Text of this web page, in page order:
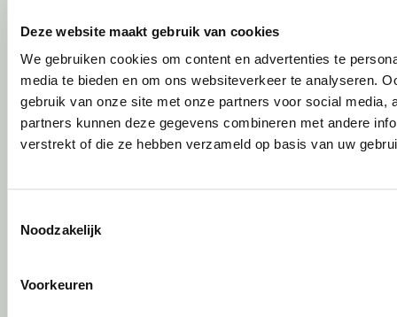
Deze website maakt gebruik van cookies
We gebruiken cookies om content en advertenties te
media te bieden en om ons websiteverkeer te analyseren.
gebruik van onze site met onze partners voor social media,
partners kunnen deze gegevens combineren met andere
verstrekt of die ze hebben verzameld op basis van uw
Noodzakelijk
Voorkeuren
Circulair inrichten
Wat is circulair inrichten?
Tweede Leven Lijst
Samen voor de beste werkomgeving
Wat is een EPD?